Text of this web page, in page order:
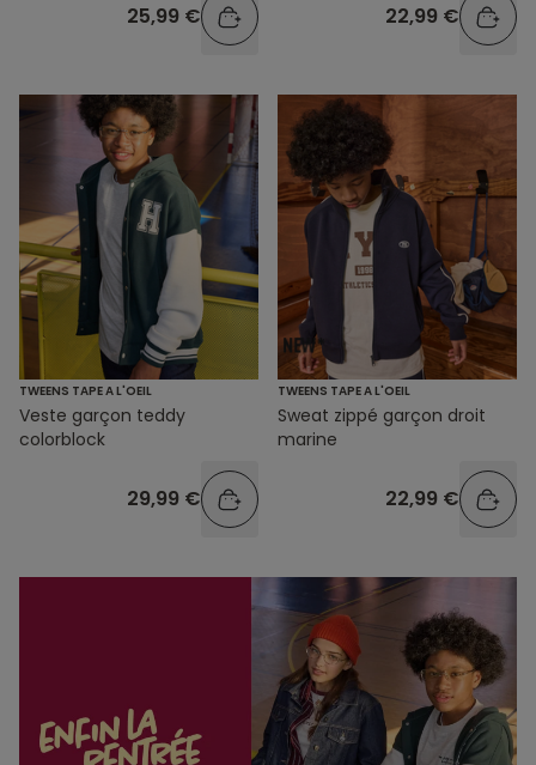
25,99 € 22,99 €
TWEENS TAPE A L'OEIL
Veste garçon teddy
colorblock
29,99 €
TWEENS TAPE A L'OEIL
Sweat zippé garçon droit
marine
22,99 €